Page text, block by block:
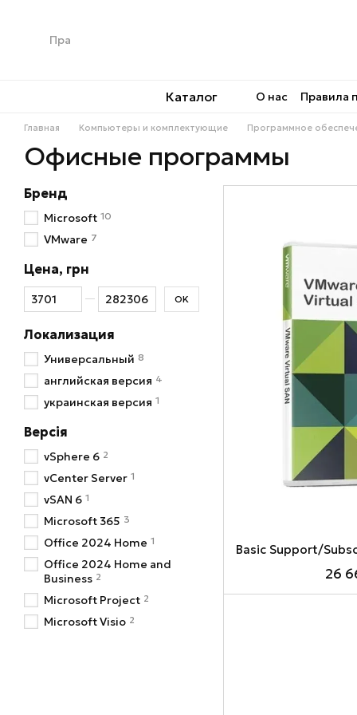
Каталог О нас Правила
Главная Компьютеры и комплектующие Программное
Офисные программы
26
Бренд
Microsoft 10
VMware 7
Цена, грн
От Цена, грн
До Цена, грн OK
Локализация
Универсальный 8
английская версия 4
украинская версия 1
Версія
vSphere 6 2
vCenter Server 1
vSAN 6 1
Microsoft 365 3
Office 2024 Home 1
Office 2024 Home and
Business 2
Microsoft Project 2
Microsoft Visio 2